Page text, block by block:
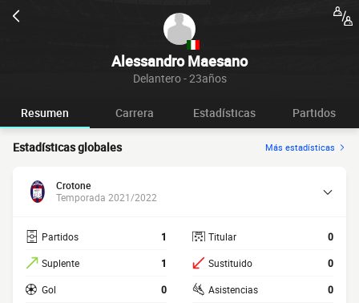
Alessandro Maesano
Delantero - 23años
Resumen Carrera Estadísticas Partidos
Estadísticas globales Más estadísticas
Crotone
Temporada 2021/2022
Partidos 1
Suplente 1
Gol 0
Titular 0
Sustituido 0
Asistencias 0